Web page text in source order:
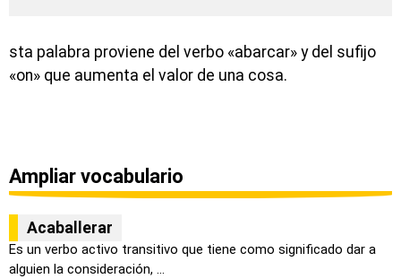
sta palabra proviene del verbo «abarcar» y del sufijo
«on» que aumenta el valor de una cosa.
Ampliar vocabulario
Acaballerar
Es un verbo activo transitivo que tiene como significado dar a
alguien la consideración, ...